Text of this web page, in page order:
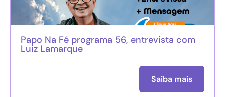
Papo Na Fé programa 56, entrevista com
Luiz Lamarque
Saiba mais